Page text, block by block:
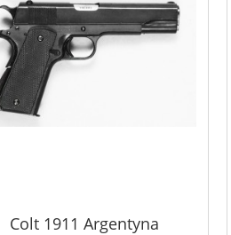
Colt 1911 Argentyna